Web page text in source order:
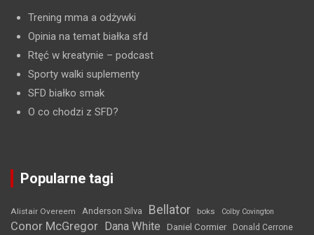
Trening mma a odżywki
Opinia na temat białka sfd
Rtęć w kreatynie – podcast
Sporty walki suplementy
SFD białko smak
O co chodzi z SFD?
Popularne tagi
Alistair Overeem Anderson Silva Bellator boks Colby Covington
Conor McGregor Dana White Daniel Cormier Donald Cerrone